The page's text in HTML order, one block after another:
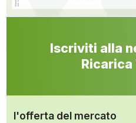
Iscriviti alla
l'offerta del mercato